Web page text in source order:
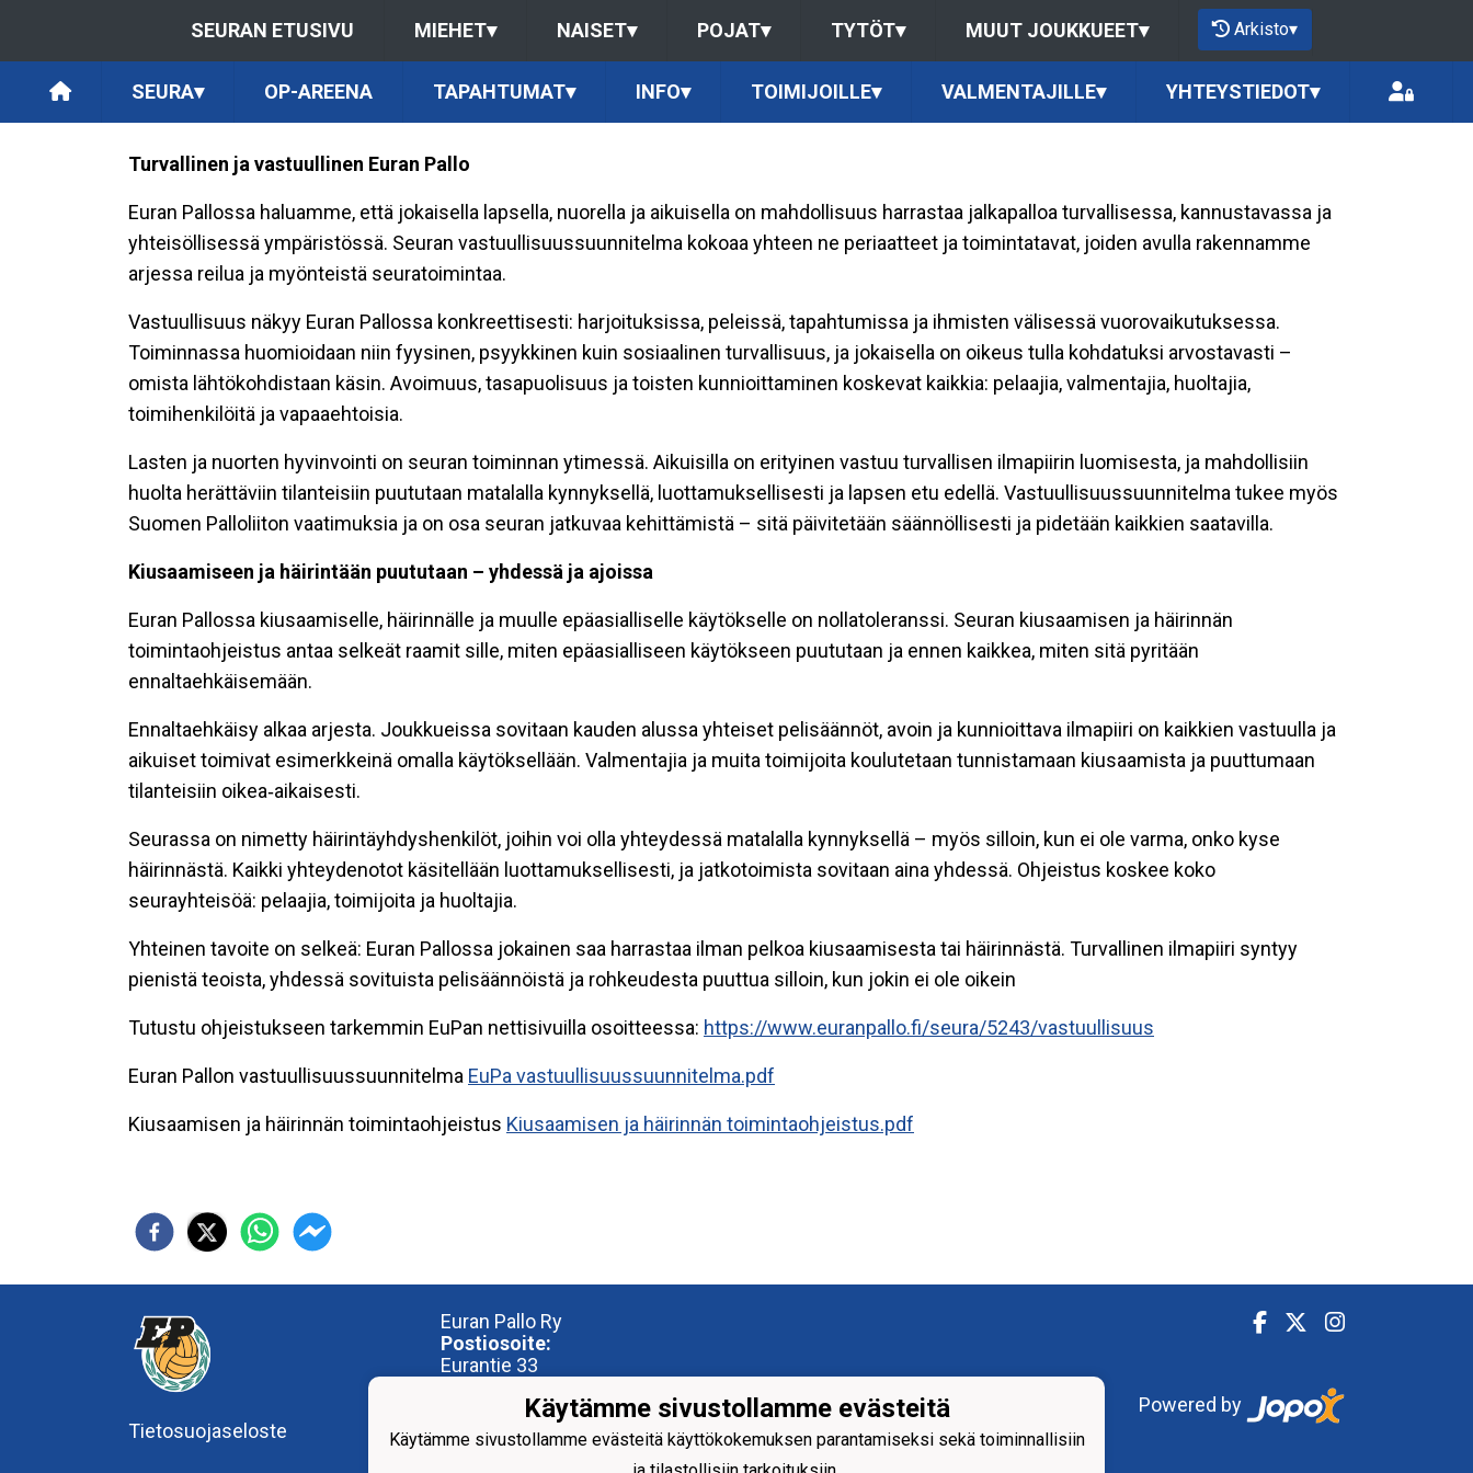
SEURAN ETUSIVU MIEHET▾ NAISET▾ POJAT▾ TYTÖT▾ MUUT JOUKKUEET▾ Arkisto▾
SEURA▾ OP-AREENA TAPAHTUMAT▾ INFO▾ TOIMIJOILLE▾ VALMENTAJILLE▾ YHTEYSTIEDOT▾
Turvallinen ja vastuullinen Euran Pallo
Euran Pallossa haluamme, että jokaisella lapsella, nuorella ja aikuisella on mahdollisuus harrastaa jalkapalloa turvallisessa, kannustavassa ja
yhteisöllisessä ympäristössä. Seuran vastuullisuussuunnitelma kokoaa yhteen ne periaatteet ja toimintatavat, joiden avulla rakennamme
arjessa reilua ja myönteistä seuratoimintaa.
Vastuullisuus näkyy Euran Pallossa konkreettisesti: harjoituksissa, peleissä, tapahtumissa ja ihmisten välisessä vuorovaikutuksessa.
Toiminnassa huomioidaan niin fyysinen, psyykkinen kuin sosiaalinen turvallisuus, ja jokaisella on oikeus tulla kohdatuksi arvostavasti –
omista lähtökohdistaan käsin. Avoimuus, tasapuolisuus ja toisten kunnioittaminen koskevat kaikkia: pelaajia, valmentajia, huoltajia,
toimihenkilöitä ja vapaaehtoisia.
Lasten ja nuorten hyvinvointi on seuran toiminnan ytimessä. Aikuisilla on erityinen vastuu turvallisen ilmapiirin luomisesta, ja mahdollisiin
huolta herättäviin tilanteisiin puututaan matalalla kynnyksellä, luottamuksellisesti ja lapsen etu edellä. Vastuullisuussuunnitelma tukee myös
Suomen Palloliiton vaatimuksia ja on osa seuran jatkuvaa kehittämistä – sitä päivitetään säännöllisesti ja pidetään kaikkien saatavilla.
Kiusaamiseen ja häirintään puututaan – yhdessä ja ajoissa
Euran Pallossa kiusaamiselle, häirinnälle ja muulle epäasialliselle käytökselle on nollatoleranssi. Seuran kiusaamisen ja häirinnän
toimintaohjeistus antaa selkeät raamit sille, miten epäasialliseen käytökseen puututaan ja ennen kaikkea, miten sitä pyritään
ennaltaehkäisemään.
Ennaltaehkäisy alkaa arjesta. Joukkueissa sovitaan kauden alussa yhteiset pelisäännöt, avoin ja kunnioittava ilmapiiri on kaikkien vastuulla ja
aikuiset toimivat esimerkkeinä omalla käytöksellään. Valmentajia ja muita toimijoita koulutetaan tunnistamaan kiusaamista ja puuttumaan
tilanteisiin oikea‑aikaisesti.
Seurassa on nimetty häirintäyhdyshenkilöt, joihin voi olla yhteydessä matalalla kynnyksellä – myös silloin, kun ei ole varma, onko kyse
häirinnästä. Kaikki yhteydenotot käsitellään luottamuksellisesti, ja jatkotoimista sovitaan aina yhdessä. Ohjeistus koskee koko
seurayhteisöä: pelaajia, toimijoita ja huoltajia.
Yhteinen tavoite on selkeä: Euran Pallossa jokainen saa harrastaa ilman pelkoa kiusaamisesta tai häirinnästä. Turvallinen ilmapiiri syntyy
pienistä teoista, yhdessä sovituista pelisäännöistä ja rohkeudesta puuttua silloin, kun jokin ei ole oikein
Tutustu ohjeistukseen tarkemmin EuPan nettisivuilla osoitteessa: https://www.euranpallo.fi/seura/5243/vastuullisuus
Euran Pallon vastuullisuussuunnitelma EuPa vastuullisuussuunnitelma.pdf
Kiusaamisen ja häirinnän toimintaohjeistus Kiusaamisen ja häirinnän toimintaohjeistus.pdf
Tietosuojaseloste
Euran Pallo Ry
Postiosoite:
Eurantie 33
Käyntiosoite:
OP-Areena
Powered by
Käytämme sivustollamme evästeitä
Käytämme sivustollamme evästeitä käyttökokemuksen parantamiseksi sekä toiminnallisiin